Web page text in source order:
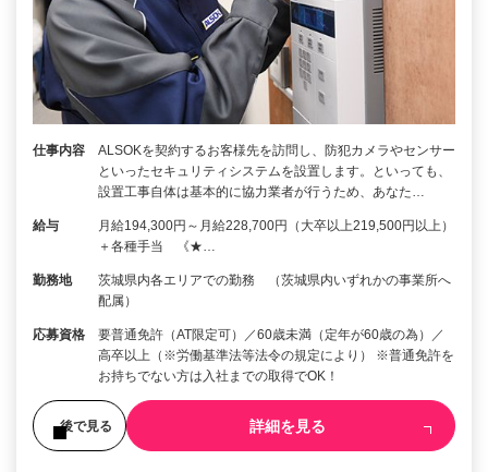
仕事内容
ALSOKを契約するお客様先を訪問し、防犯カメラやセンサー
といったセキュリティシステムを設置します。といっても、
設置工事自体は基本的に協力業者が行うため、あなた…
給与
月給194,300円～月給228,700円（大卒以上219,500円以上）
＋各種手当 《★…
勤務地
茨城県内各エリアでの勤務 （茨城県内いずれかの事業所へ
配属）
応募資格
要普通免許（AT限定可）／60歳未満（定年が60歳の為）／
高卒以上（※労働基準法等法令の規定により） ※普通免許を
お持ちでない方は入社までの取得でOK！
後で見る 詳細を見る